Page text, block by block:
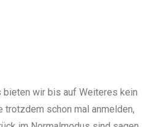
bieten wir bis auf Weiteres kein
trotzdem schon mal anmelden,